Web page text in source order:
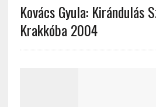
Kovács Gyula: Kirándulás
Krakkóba 2004